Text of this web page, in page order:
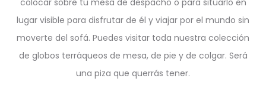
colocar sobre tu mesa de despacho o para situarlo en
lugar visible para disfrutar de él y viajar por el mundo sin
moverte del sofá. Puedes visitar toda nuestra colección
de globos terráqueos de mesa, de pie y de colgar. Será
una piza que querrás tener.